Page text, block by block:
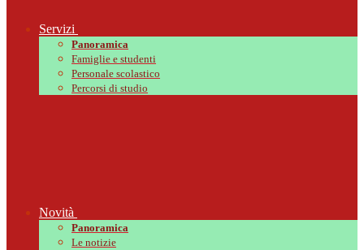
Servizi
Panoramica
Famiglie e studenti
Personale scolastico
Percorsi di studio
Novità
Panoramica
Le notizie